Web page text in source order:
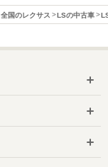
全国のレクサス LSの中古車